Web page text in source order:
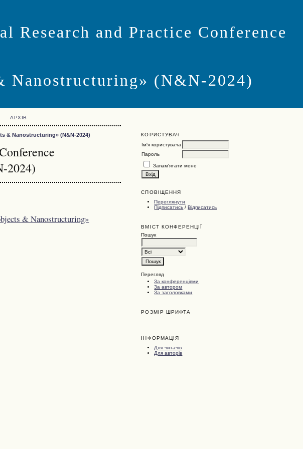
Research and Practice Conference
Nanostructuring» (N&N-2024)
КОРИСТУВАЧ
Ім'я користувача
Пароль
Запам'ятати мене
СПОВІЩЕННЯ
Переглянути
Підписатись /Відписатись
ВМІСТ КОНФЕРЕНЦІЇ
Пошук
Перегляд
За конференціями
За автором
За заголовками
РОЗМІР ШРИФТА
ІНФОРМАЦІЯ
Для читачів
Для авторів
АРХІВ
& Nanostructuring» (N&N-2024)
2024)
& Nanostructuring»